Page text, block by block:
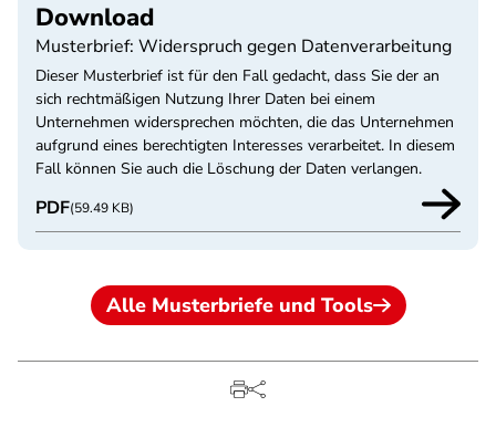
Download
Musterbrief: Widerspruch gegen Datenverarbeitung
Dieser Musterbrief ist für den Fall gedacht, dass Sie der an
sich rechtmäßigen Nutzung Ihrer Daten bei einem
Unternehmen widersprechen möchten, die das Unternehmen
aufgrund eines berechtigten Interesses verarbeitet. In diesem
Fall können Sie auch die Löschung der Daten verlangen.
PDF(59.49 KB)
Alle Musterbriefe und Tools